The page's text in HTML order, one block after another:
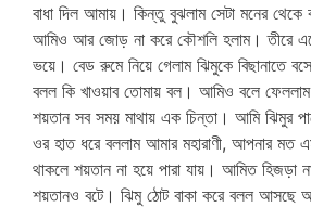
বাধা দিল আমায়। কিন্তু বুঝলাম সেটা মনের থেকে
আমিও আর জোড় না করে কৌশলি হলাম। তীরে
ভয়ে। বেড রুমে নিয়ে গেলাম ঝিমুকে বিছানাতে
বলল কি খাওয়াব তোমায় বল। আমিও বলে
শয়তান সব সময় মাথায় এক চিন্তা। আমি ঝিমুর
ওর হাত ধরে বললাম আমার মহারাণী, আপনার মত
থাকলে শয়তান না হয়ে পারা যায়। আমিত হিজড়া
শয়তানও বটে। ঝিমু ঠোট বাকা করে বলল আসছে